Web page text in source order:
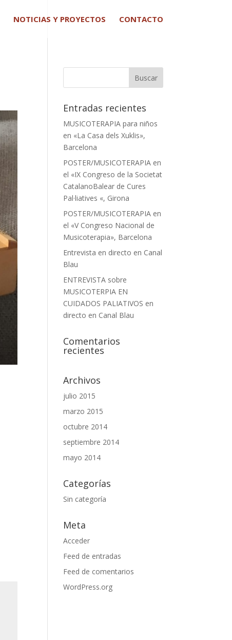
NOTICIAS Y PROYECTOS CONTACTO
Entradas recientes
MUSICOTERAPIA para niños
en «La Casa dels Xuklis»,
Barcelona
POSTER/MUSICOTERAPIA en
el «IX Congreso de la Societat
CatalanoBalear de Cures
Pal·liatives «, Girona
POSTER/MUSICOTERAPIA en
el «V Congreso Nacional de
Musicoterapia», Barcelona
Entrevista en directo en Canal
Blau
ENTREVISTA sobre
MUSICOTERPIA EN
CUIDADOS PALIATIVOS en
directo en Canal Blau
Comentarios
recientes
Archivos
julio 2015
marzo 2015
octubre 2014
septiembre 2014
mayo 2014
Categorías
Sin categoría
Meta
Acceder
Feed de entradas
Feed de comentarios
WordPress.org